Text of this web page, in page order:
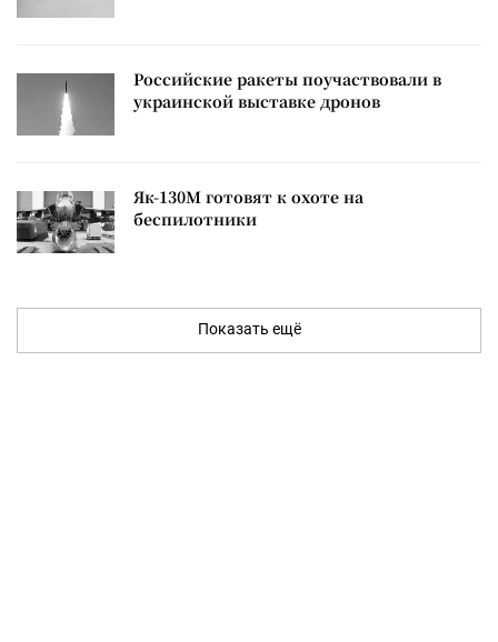
Российские ракеты поучаствовали в
украинской выставке дронов
Як-130М готовят к охоте на
беспилотники
Показать ещё